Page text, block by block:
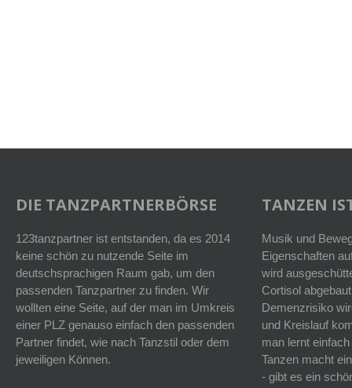
DIE TANZPARTNERBÖRSE
123tanzpartner ist entstanden, da es 2014
keine schön zu nutzende Seite im
deutschsprachigen Raum gab, um den
passenden Tanzpartner zu finden. Wir
wollten eine Seite, auf der man im Umkreis
einer PLZ genauso einfach den passenden
Partner findet, wie nach Tanzstil oder dem
jeweiligen Können.
TANZEN
Musik und
Eigenschaften
wird
Cortisol
Demenzrisiko
und Kreislauf
man lernt
Tanzen macht
- gibt es ein